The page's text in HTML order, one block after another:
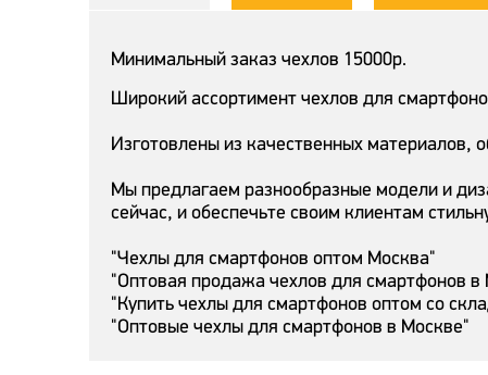
Минимальный заказ чехлов 15000р.
Широкий ассортимент чехлов для
Изготовлены из качественных материалов,
Мы предлагаем разнообразные модели и
сейчас, и обеспечьте своим клиентам
"Чехлы для смартфонов оптом Москва"
"Оптовая продажа чехлов для смартфонов в
"Купить чехлы для смартфонов оптом со
"Оптовые чехлы для смартфонов в Москве"